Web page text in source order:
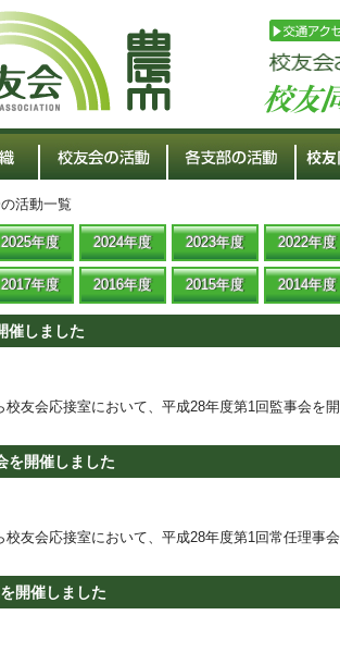
活動一覧
2025年度 2024年度 2023年度 2022年度
2017年度 2016年度 2015年度 2014年度
催しました
校友会応接室において、平成28年度第1回監事会を
を開催しました
校友会応接室において、平成28年度第1回常任理事
開催しました